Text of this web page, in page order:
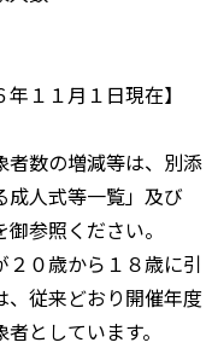
１１月１日現在】
数の増減等は、別添
成人式等一覧」及び
参照ください。
０歳から１８歳に引
、従来どおり開催年度
としています。